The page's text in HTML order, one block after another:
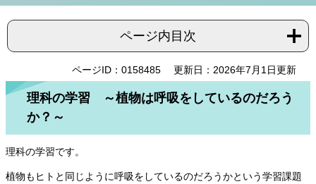
ページ内目次
ページID：0158485 更新日：2026年7月1日更新
理科の学習 ～植物は呼吸をしているのだろう
か？～
理科の学習です。
植物もヒトと同じように呼吸をしているのだろうかという学習課題